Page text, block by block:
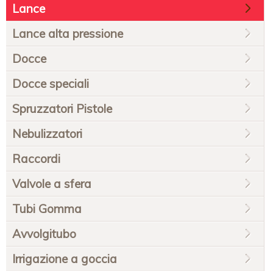
Salta
la
navigazione
Lance
Lance alta pressione
Docce
Docce speciali
Spruzzatori Pistole
Nebulizzatori
Raccordi
Valvole a sfera
Tubi Gomma
Avvolgitubo
Irrigazione a goccia